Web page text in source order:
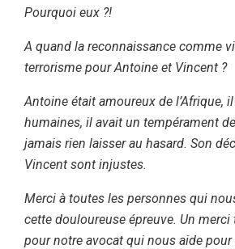
Pourquoi eux ?!
A quand la reconnaissance comme
terrorisme pour Antoine et Vincent ?
Antoine était amoureux de l’Afrique,
humaines, il avait un tempérament
jamais rien laisser au hasard. Son
Vincent sont injustes.
Merci à toutes les personnes qui
cette douloureuse épreuve. Un
pour notre avocat qui nous aide pour